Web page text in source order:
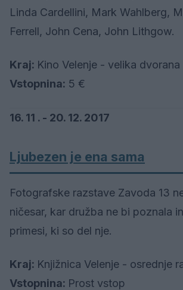
Linda Cardellini, Mark Wahlberg,
Ferrell, John Cena, John Lithgow.
Kraj: Kino Velenje - velika dvorana
Vstopnina: 5 €
16. 11 . - 20. 12. 2017
Ljubezen je ena sama
Fotografske razstave Zavoda 13
ničesar, kar družba ne bi poznala
primesi, ki so del nje.
Kraj: Knjižnica Velenje - osrednje
Vstopnina: Prost vstop